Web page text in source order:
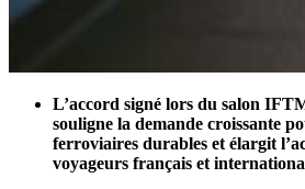
L’accord signé lors du salon
souligne la demande croissante
ferroviaires durables et élargit
voyageurs français et